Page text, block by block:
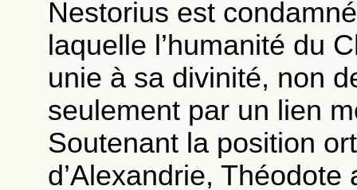
Nestorius est
laquelle l’humanité du
unie à sa divinité, non
seulement par un lien
Soutenant la position
d’Alexandrie, Théodote